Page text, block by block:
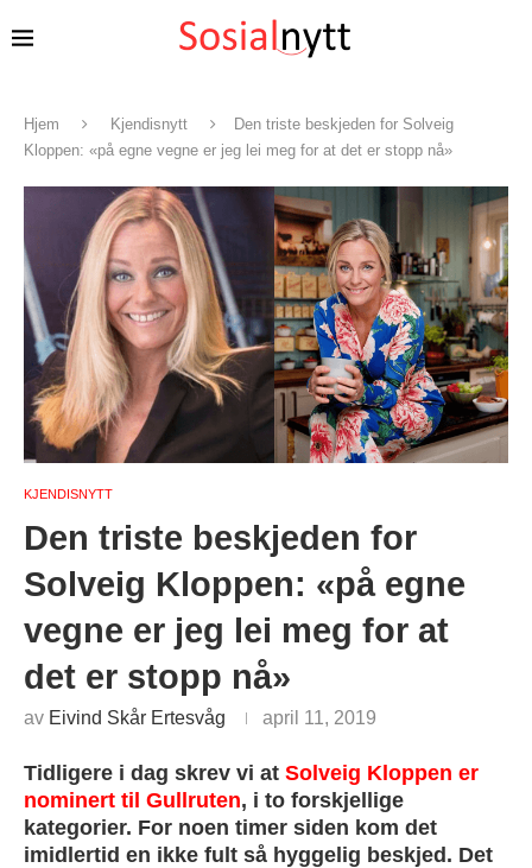
Hjem Kjendisnytt
Den triste beskjeden for Solveig
Kloppen: «på egne vegne er jeg lei meg for at det er stopp nå»
KJENDISNYTT
Den triste beskjeden for
Solveig Kloppen: «på egne
vegne er jeg lei meg for at
det er stopp nå»
av Eivind Skår Ertesvåg april 11, 2019
Tidligere i dag skrev vi at Solveig Kloppen er
nominert til Gullruten, i to forskjellige
kategorier. For noen timer siden kom det
imidlertid en ikke fult så hyggelig beskjed. Det